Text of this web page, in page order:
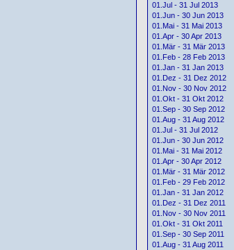
01.Jul - 31 Jul 2013
01.Jun - 30 Jun 2013
01.Mai - 31 Mai 2013
01.Apr - 30 Apr 2013
01.Mär - 31 Mär 2013
01.Feb - 28 Feb 2013
01.Jan - 31 Jan 2013
01.Dez - 31 Dez 2012
01.Nov - 30 Nov 2012
01.Okt - 31 Okt 2012
01.Sep - 30 Sep 2012
01.Aug - 31 Aug 2012
01.Jul - 31 Jul 2012
01.Jun - 30 Jun 2012
01.Mai - 31 Mai 2012
01.Apr - 30 Apr 2012
01.Mär - 31 Mär 2012
01.Feb - 29 Feb 2012
01.Jan - 31 Jan 2012
01.Dez - 31 Dez 2011
01.Nov - 30 Nov 2011
01.Okt - 31 Okt 2011
01.Sep - 30 Sep 2011
01.Aug - 31 Aug 2011